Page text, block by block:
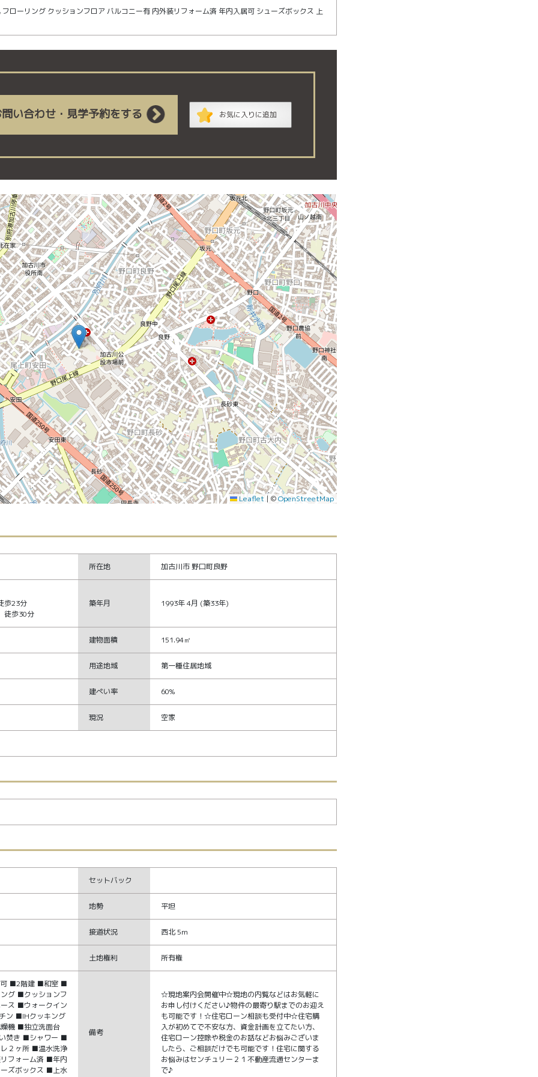
ローリング クッションフロア バルコニー有 内外装リフォーム済 年内入居可 シューズボックス 上
い合わせ・見学予約をする お気に入りに追加
の地図
Leaflet | ©OpenStreetMap
所在地 加古川市 野口町良野
歩23分
徒歩30分
築年月 1993年 4月 (築33年)
建物面積 151.94㎡
用途地域 第一種住居地域
建ぺい率 60%
現況 空家
セットバック
地勢 平坦
接道状況 西北 5m
土地権利 所有権
■2階建 ■和室 ■
グ ■クッションフ
ス ■ウォークイン
ン ■IHクッキング
機 ■独立洗面台
焚き ■シャワー ■
２ヶ所 ■温水洗浄
フォーム済 ■年内
ズボックス ■上水
備考
☆現地案内会開催中☆現地の内覧などはお気軽に
お申し付けください♪物件の最寄り駅までのお迎え
も可能です！☆住宅ローン相談も受付中☆住宅購
入が初めてで不安な方、資金計画を立てたい方、
住宅ローン控除や税金のお話などお悩みございま
したら、ご相談だけでも可能です！住宅に関する
お悩みはセンチュリー２１不動産流通センターま
で♪